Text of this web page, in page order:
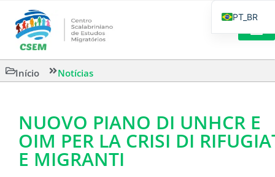
Início Notícias
NUOVO PIANO DI UNHCR E
OIM PER LA CRISI DI
E MIGRANTI
PT_BR
EN
IT